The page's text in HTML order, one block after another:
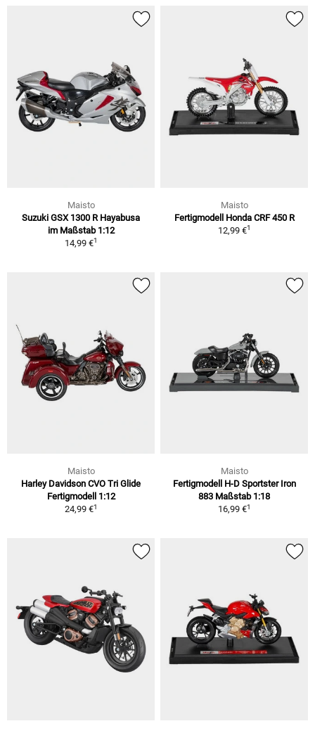
Maisto
Suzuki GSX 1300 R Hayabusa
im Maßstab 1:12
14,99 €1
Maisto
Fertigmodell Honda CRF 450 R
12,99 €1
Maisto
Harley Davidson CVO Tri Glide
Fertigmodell 1:12
24,99 €1
Maisto
Fertigmodell H-D Sportster Iron
883 Maßstab 1:18
16,99 €1